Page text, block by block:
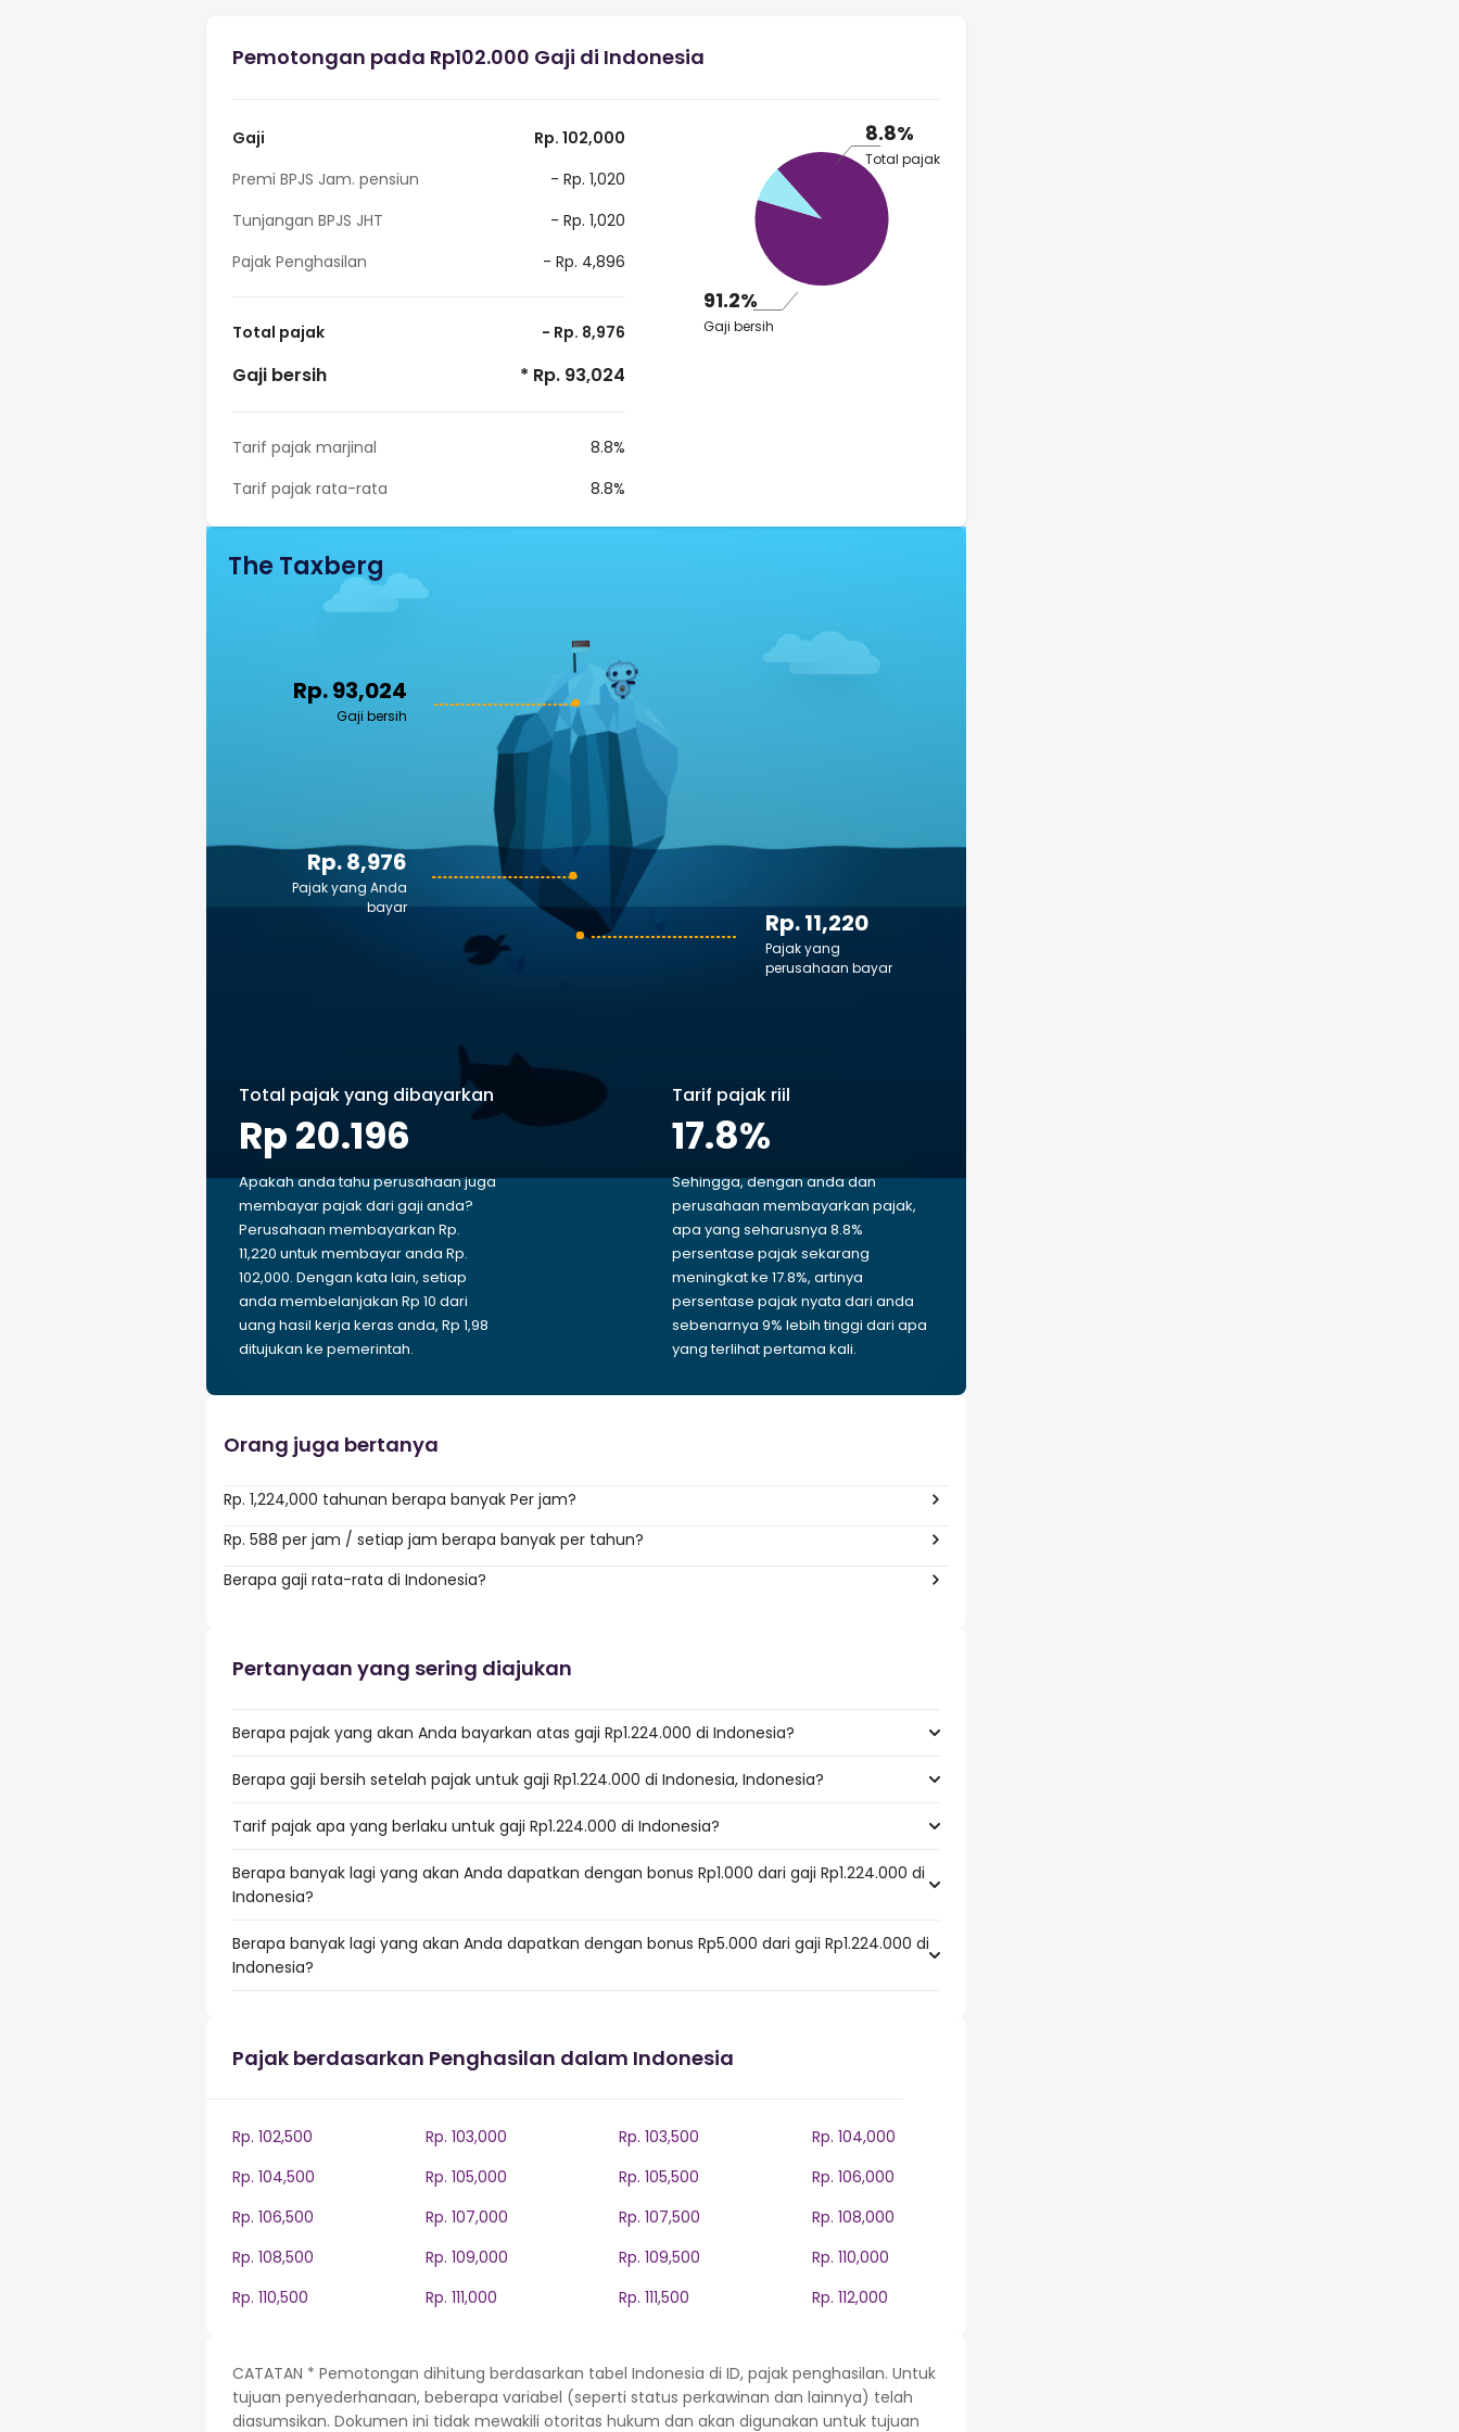
Pemotongan pada Rp102.000 Gaji di Indonesia
Gaji
Rp. 102,000
Premi BPJS Jam. pensiun
- Rp. 1,020
Tunjangan BPJS JHT
- Rp. 1,020
Pajak Penghasilan
- Rp. 4,896
Total pajak - Rp. 8,976
Gaji bersih * Rp. 93,024
Tarif pajak marjinal
8.8%
Tarif pajak rata-rata
8.8%
8.8%
Total pajak
91.2%
Gaji bersih
The Taxberg
Rp. 93,024
Gaji bersih
Rp. 11,220
Pajak yang
perusahaan bayar
Rp. 8,976
Pajak yang Anda
bayar
Total pajak yang dibayarkan
Rp 20.196
Apakah anda tahu perusahaan juga
membayar pajak dari gaji anda?
Perusahaan membayarkan Rp.
11,220 untuk membayar anda Rp.
102,000. Dengan kata lain, setiap
anda membelanjakan Rp 10 dari
uang hasil kerja keras anda, Rp 1,98
ditujukan ke pemerintah.
Tarif pajak riil
17.8%
Sehingga, dengan anda dan
perusahaan membayarkan pajak,
apa yang seharusnya 8.8%
persentase pajak sekarang
meningkat ke 17.8%, artinya
persentase pajak nyata dari anda
sebenarnya 9% lebih tinggi dari apa
yang terlihat pertama kali.
Orang juga bertanya
Rp. 1,224,000 tahunan berapa banyak Per jam?
Rp. 588 per jam / setiap jam berapa banyak per tahun?
Berapa gaji rata-rata di Indonesia?
Pertanyaan yang sering diajukan
Berapa pajak yang akan Anda bayarkan atas gaji Rp1.224.000 di Indonesia?
Berapa gaji bersih setelah pajak untuk gaji Rp1.224.000 di Indonesia, Indonesia?
Tarif pajak apa yang berlaku untuk gaji Rp1.224.000 di Indonesia?
Berapa banyak lagi yang akan Anda dapatkan dengan bonus Rp1.000 dari gaji Rp1.224.000 di
Indonesia?
Berapa banyak lagi yang akan Anda dapatkan dengan bonus Rp5.000 dari gaji Rp1.224.000 di
Indonesia?
Pajak berdasarkan Penghasilan dalam Indonesia
Rp. 102,500 Rp. 103,000 Rp. 103,500
Rp. 104,000
Rp. 104,500
Rp. 105,000 Rp. 105,500
Rp. 106,000
Rp. 106,500
Rp. 107,000 Rp. 107,500
Rp. 108,000
Rp. 108,500
Rp. 109,000 Rp. 109,500
Rp. 110,000
Rp. 110,500
Rp. 111,000 Rp. 111,500 Rp. 112,000
CATATAN * Pemotongan dihitung berdasarkan tabel Indonesia di ID, pajak penghasilan. Untuk
tujuan penyederhanaan, beberapa variabel (seperti status perkawinan dan lainnya) telah
diasumsikan. Dokumen ini tidak mewakili otoritas hukum dan akan digunakan untuk tujuan